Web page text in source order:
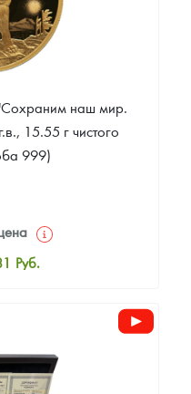
наш мир.
15.55 г чистого
999)
Руб.